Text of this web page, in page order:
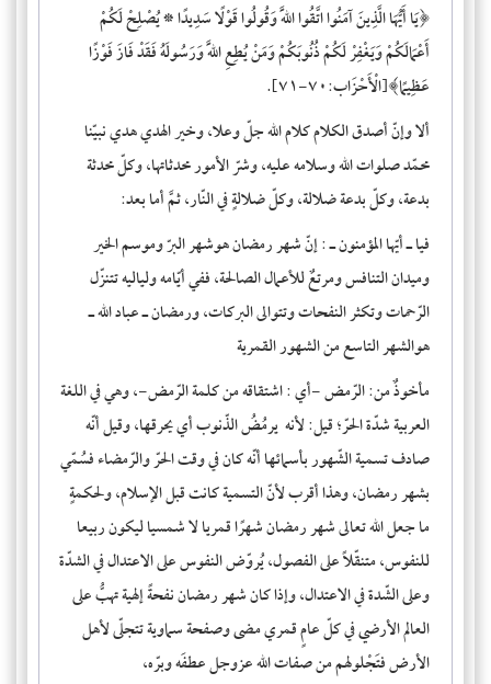
﴿يَا أَيُّهَا الَّذِينَ آمَنُوا اتَّقُوا اللَّهَ وَقُولُوا قَوْلًا سَدِيدًا * يُصْلِحْ لَكُمْ
أَعْمَالَكُمْ وَيَغْفِرْ لَكُمْ ذُنُوبَكُمْ وَمَنْ يُطِعِ اللَّهَ وَرَسُولَهُ فَقَدْ فَازَ فَوْزًا
عَظِيمًا﴾[الْأَحْزَاب:٧٠-٧١].
ألا وإنّ أصدق الكلام كلام الله جلّ وعلا، وخير الهدي هدي نبيّنا
محمّد صلوات الله وسلامه عليه، وشرّ الأمور محدثاتها، وكلّ محدثة
بدعة، وكلّ بدعة ضلالة، وكلّ ضلالةٍ في النّار، ثمَّ أما بعد:
فيا ـ أيّها المؤمنون ـ : إنّ شهر رمضان هوشهر البرّ وموسم الخير
وميدان التنافس ومرتعٌ للأعمال الصالحة، ففي أيّامه ولياليه تتنزّل
الرّحمات وتكثر النفحات وتتوالى البركات، ورمضان ـ عباد الله ـ
هوالشهر التاسع من الشهور القمرية
مأخوذٌ من: الرّمض -أي : اشتقاقه من كلمة الرّمض-، وهي في اللغة
العربية شدّة الحرّ؛ قيل: لأنه يرمُضُ الذّنوب أي يحرقها، وقيل أنّه
صادف تسمية الشّهور بأسمائها أنّه كان في وقت الحرّ والرّمضاء فسُمّي
بشهر رمضان، وهذا أقرب لأنّ التسمية كانت قبل الإسلام، ولحكمةٍ
ما جعل الله تعالى شهر رمضان شهرًا قمريا لا شمسيا ليكون ربيعا
للنفوس، متنقّلاً على الفصول، يُروّض النفوس على الاعتدال في الشدّة
وعلى الشّدة في الاعتدال، وإذا كان شهر رمضان نفحةً إلهية تهبُّ على
العالم الأرضي في كلّ عامٍ قمري مضى وصفحة سماوية تتجلّى لأهل
الأرض فتَجْلولهم من صفات الله عزوجل عطفَه وبرّه،